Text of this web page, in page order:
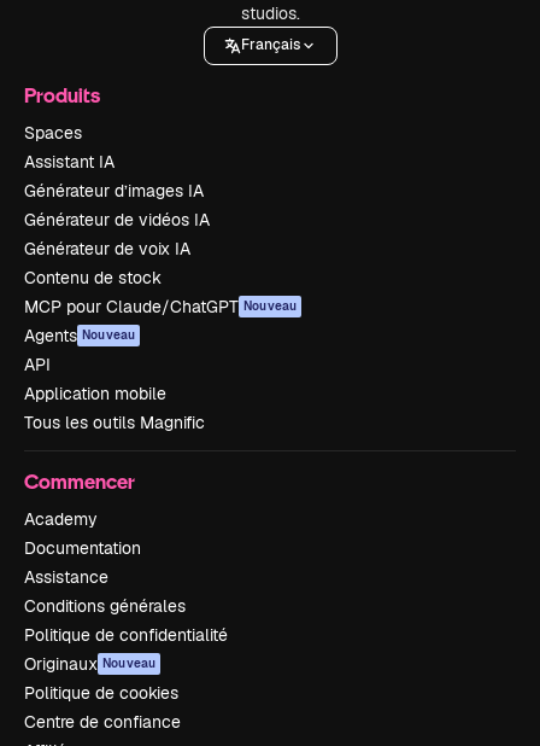
studios.
Français
Produits
Spaces
Assistant IA
Générateur d’images IA
Générateur de vidéos IA
Générateur de voix IA
Contenu de stock
MCP pour Claude/ChatGPT Nouveau
Agents Nouveau
API
Application mobile
Tous les outils Magnific
Commencer
Academy
Documentation
Assistance
Conditions générales
Politique de confidentialité
Originaux Nouveau
Politique de cookies
Centre de confiance